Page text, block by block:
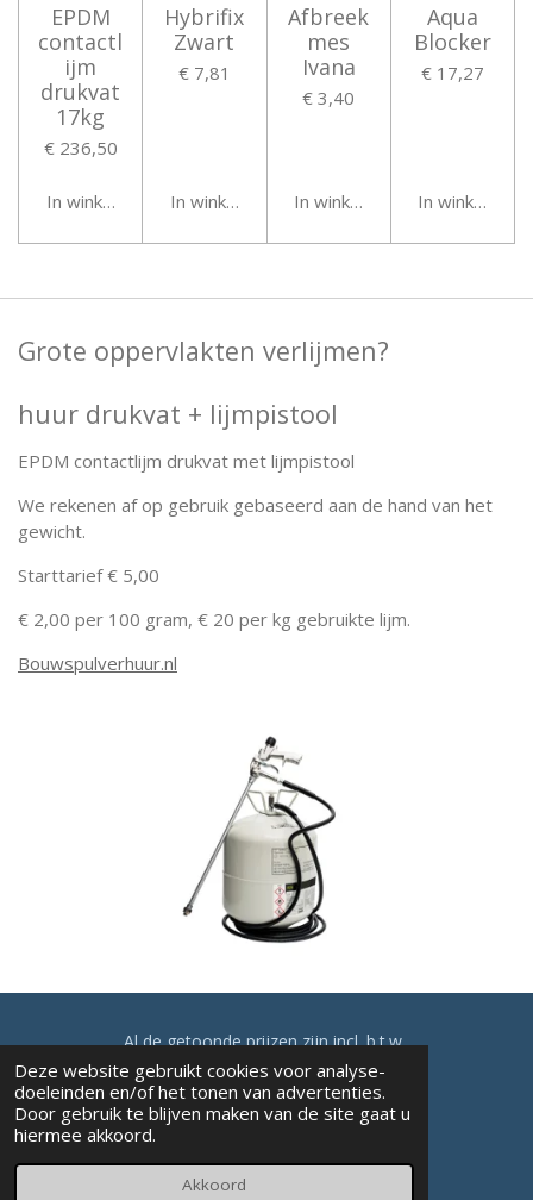
Deze website gebruikt cookies voor analyse-
doeleinden en/of het tonen van advertenties.
Door gebruik te blijven maken van de site gaat u
hiermee akkoord.
Akkoord
EPDM
contactl
ijm
drukvat
17kg
€ 236,50
In winkelwagen
Hybrifix
Zwart
€ 7,81
In winkelwagen
Afbreek
mes
Ivana
€ 3,40
In winkelwagen
Aqua
Blocker
€ 17,27
In
Grote oppervlakten verlijmen?
huur drukvat + lijmpistool
EPDM contactlijm drukvat met lijmpistool
We rekenen af op gebruik gebaseerd aan de hand van het
gewicht.
Starttarief € 5,00
€ 2,00 per 100 gram, € 20 per kg gebruikte lijm.
Bouwspulverhuur.nl
Al de getoonde prijzen zijn incl. b.t.w.
Bouwspul.nlContactVoorwaarden